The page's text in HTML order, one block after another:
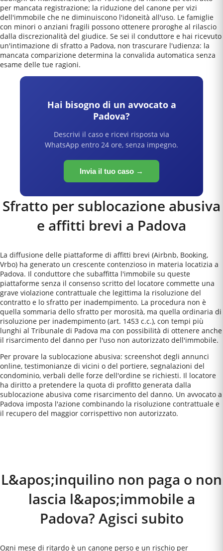
per mancata registrazione; la riduzione del canone per vizi
dell'immobile che ne diminuiscono l'idoneità all'uso. Le famiglie
con minori o anziani fragili possono ottenere proroghe al rilascio
dalla discrezionalità del giudice. Se sei il conduttore e hai ricevuto
un'intimazione di sfratto a Padova, non trascurare l'udienza: la
mancata comparizione determina la convalida automatica senza
esame delle tue ragioni.
Hai bisogno di un avvocato a
Padova?
Descrivi il caso e ricevi risposta via
WhatsApp entro 24 ore, senza impegno.
Invia il tuo caso →
Sfratto per sublocazione abusiva
e affitti brevi a Padova
La diffusione delle piattaforme di affitti brevi (Airbnb, Booking,
Vrbo) ha generato un crescente contenzioso in materia locatizia a
Padova. Il conduttore che subaffitta l'immobile su queste
piattaforme senza il consenso scritto del locatore commette una
grave violazione contrattuale che legittima la risoluzione del
contratto e lo sfratto per inadempimento. La procedura non è
quella sommaria dello sfratto per morosità, ma quella ordinaria di
risoluzione per inadempimento (art. 1453 c.c.), con tempi più
lunghi al Tribunale di Padova ma con possibilità di ottenere anche
il risarcimento del danno per l'uso non autorizzato dell'immobile.
Per provare la sublocazione abusiva: screenshot degli annunci
online, testimonianze di vicini o del portiere, segnalazioni del
condominio, verbali delle forze dell'ordine se richiesti. Il locatore
ha diritto a pretendere la quota di profitto generata dalla
sublocazione abusiva come risarcimento del danno. Un avvocato a
Padova imposta l'azione combinando la risoluzione contrattuale e
il recupero del maggior corrispettivo non autorizzato.
L&apos;inquilino non paga o non
lascia l&apos;immobile a
Padova? Agisci subito
Ogni mese di ritardo è un canone perso e un rischio per